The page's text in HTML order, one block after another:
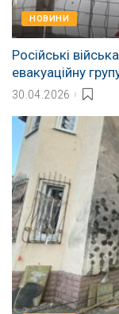
НОВИНИ
Російські
евакуаційну
30.04.2026